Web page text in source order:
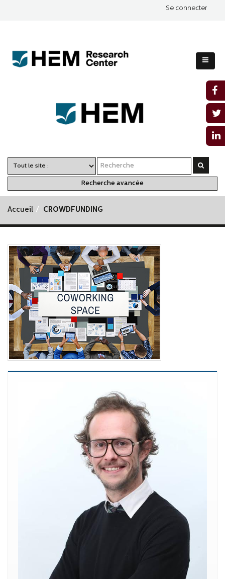
Se connecter
Recherche avancée
Accueil CROWDFUNDING